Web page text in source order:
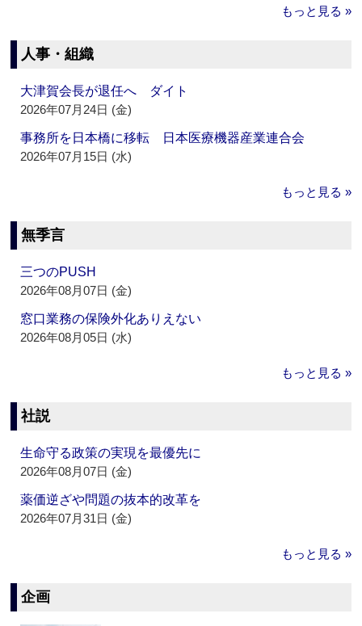
もっと見る »
人事・組織
大津賀会長が退任へ ダイト
2026年07月24日 (金)
事務所を日本橋に移転 日本医療機器産業連合会
2026年07月15日 (水)
もっと見る »
無季言
三つのPUSH
2026年08月07日 (金)
窓口業務の保険外化ありえない
2026年08月05日 (水)
もっと見る »
社説
生命守る政策の実現を最優先に
2026年08月07日 (金)
薬価逆ざや問題の抜本的改革を
2026年07月31日 (金)
もっと見る »
企画